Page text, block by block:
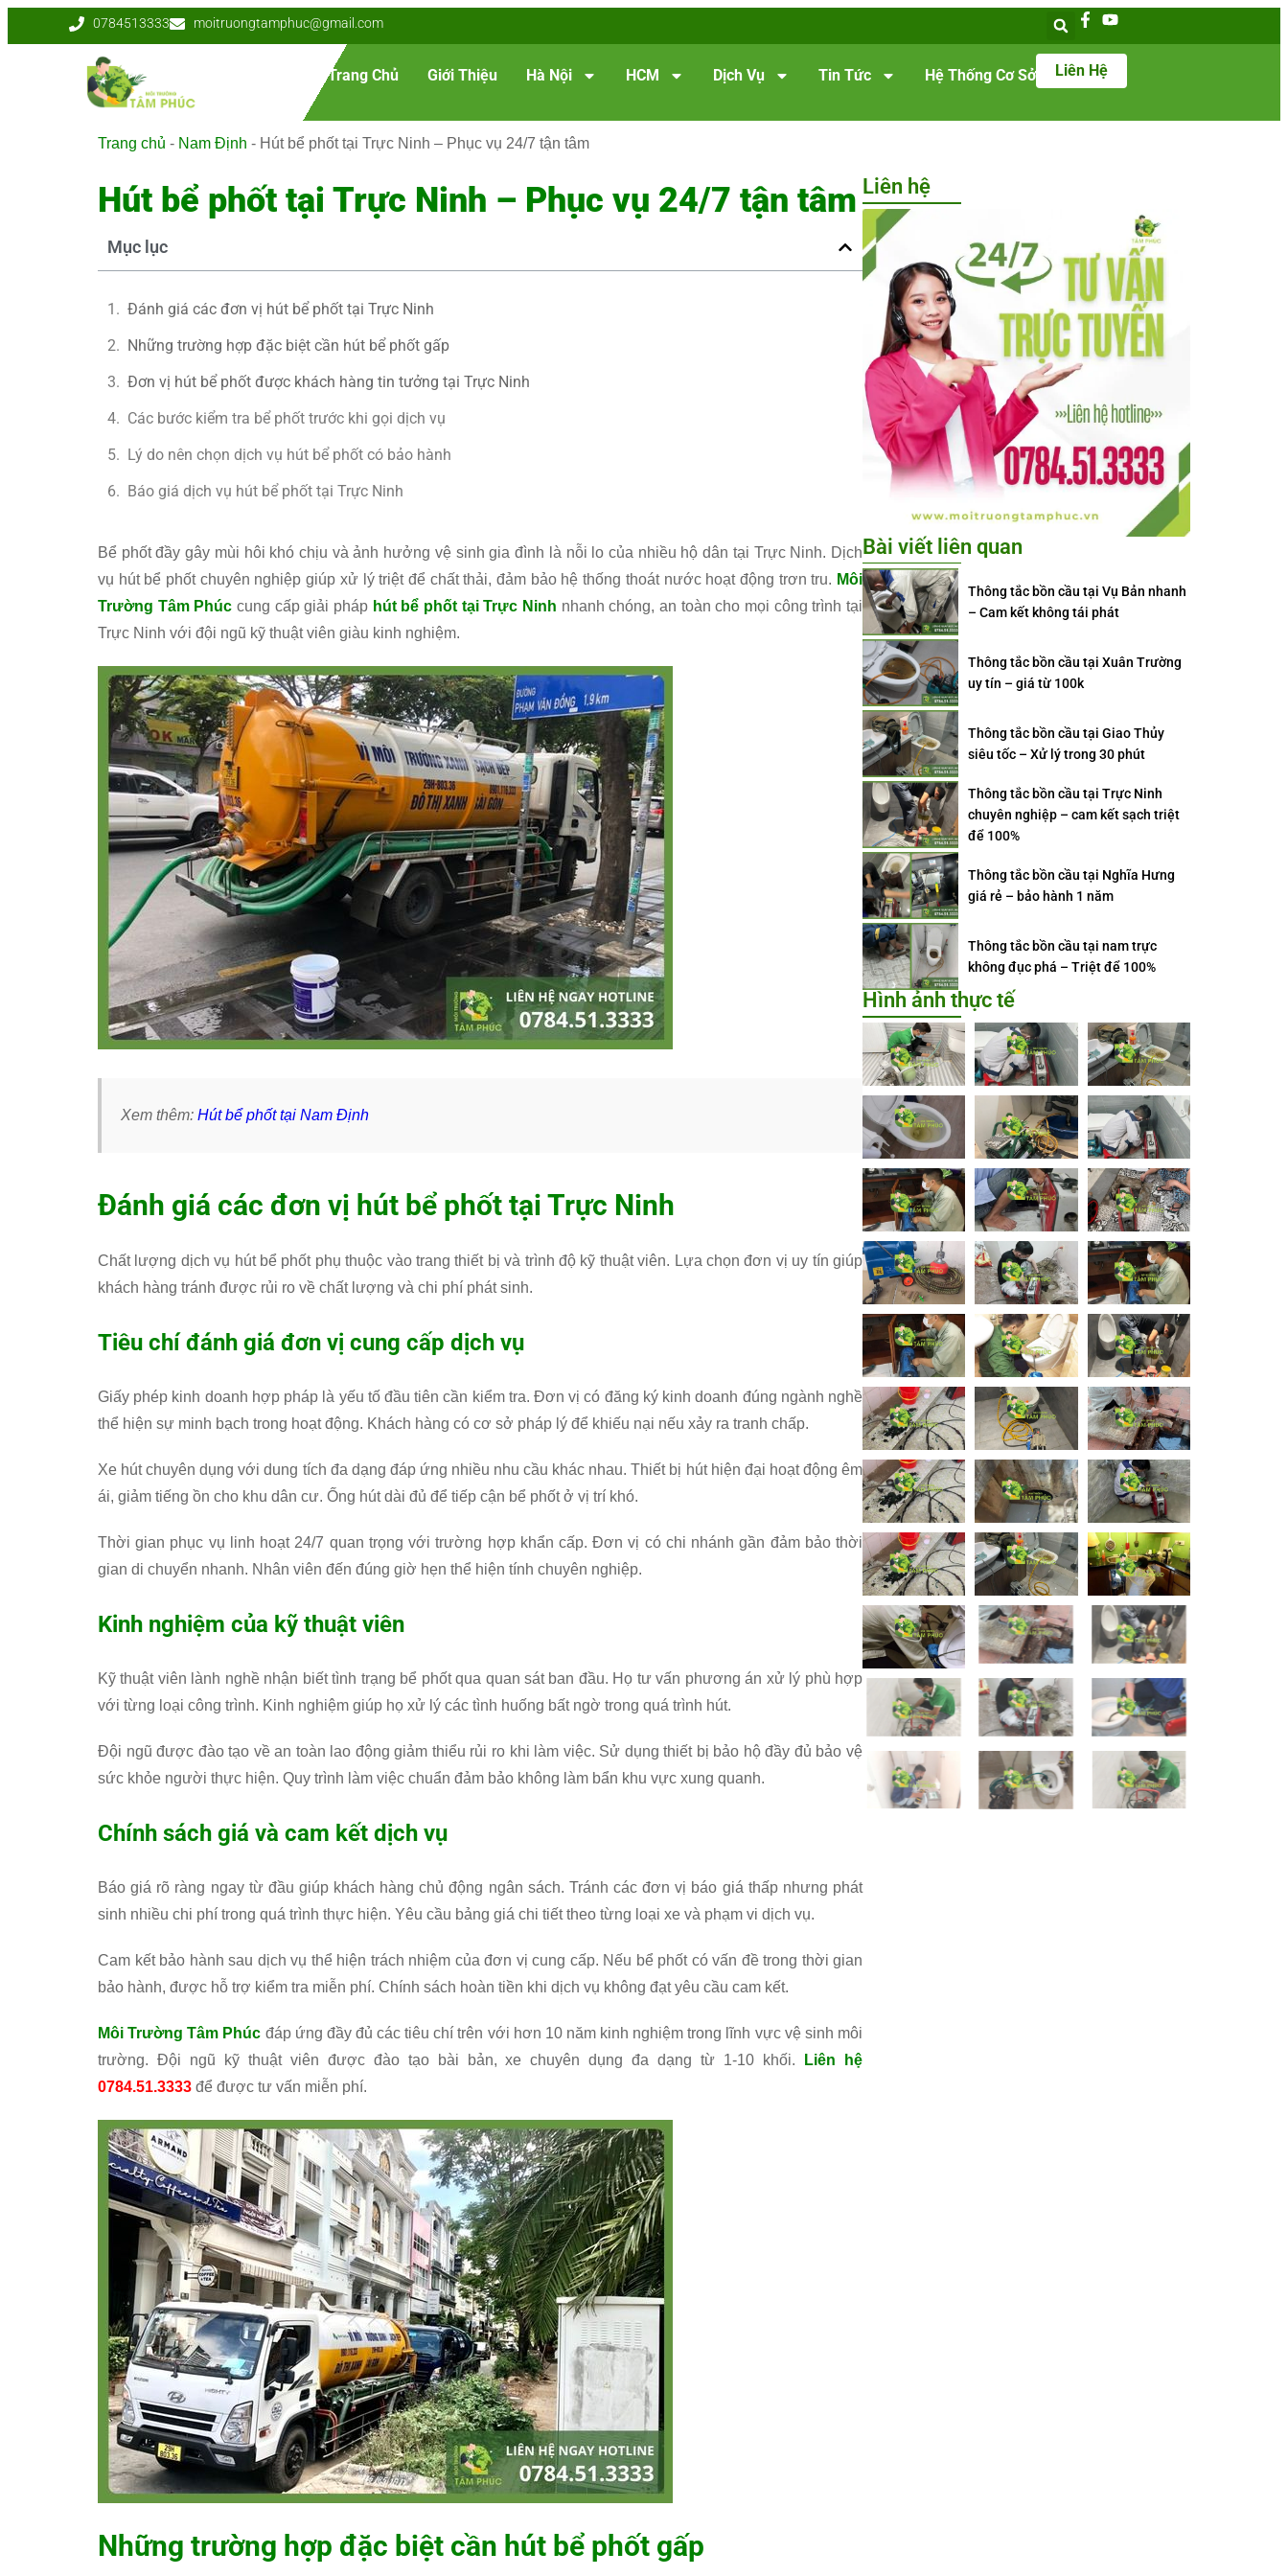
0784513333 moitruongtamphuc@gmail.com
Trang Chủ Giới Thiệu Hà Nội HCM Dịch Vụ Tin Tức Hệ Thống Cơ Sở Liên Hệ
Trang chủ - Nam Định - Hút bể phốt tại Trực Ninh – Phục vụ 24/7 tận tâm
Hút bể phốt tại Trực Ninh – Phục vụ 24/7 tận tâm
Mục lục
Đánh giá các đơn vị hút bể phốt tại Trực Ninh
Những trường hợp đặc biệt cần hút bể phốt gấp
Đơn vị hút bể phốt được khách hàng tin tưởng tại Trực Ninh
Các bước kiểm tra bể phốt trước khi gọi dịch vụ
Lý do nên chọn dịch vụ hút bể phốt có bảo hành
Báo giá dịch vụ hút bể phốt tại Trực Ninh
Bể phốt đầy gây mùi hôi khó chịu và ảnh hưởng vệ sinh gia đình là nỗi lo của nhiều hộ dân tại Trực Ninh. Dịch
vụ hút bể phốt chuyên nghiệp giúp xử lý triệt để chất thải, đảm bảo hệ thống thoát nước hoạt động trơn tru. Môi
Trường Tâm Phúc cung cấp giải pháp hút bể phốt tại Trực Ninh nhanh chóng, an toàn cho mọi công trình tại
Trực Ninh với đội ngũ kỹ thuật viên giàu kinh nghiệm.
Xem thêm: Hút bể phốt tại Nam Định
Đánh giá các đơn vị hút bể phốt tại Trực Ninh
Chất lượng dịch vụ hút bể phốt phụ thuộc vào trang thiết bị và trình độ kỹ thuật viên. Lựa chọn đơn vị uy tín giúp
khách hàng tránh được rủi ro về chất lượng và chi phí phát sinh.
Tiêu chí đánh giá đơn vị cung cấp dịch vụ
Giấy phép kinh doanh hợp pháp là yếu tố đầu tiên cần kiểm tra. Đơn vị có đăng ký kinh doanh đúng ngành nghề
thể hiện sự minh bạch trong hoạt động. Khách hàng có cơ sở pháp lý để khiếu nại nếu xảy ra tranh chấp.
Xe hút chuyên dụng với dung tích đa dạng đáp ứng nhiều nhu cầu khác nhau. Thiết bị hút hiện đại hoạt động êm
ái, giảm tiếng ồn cho khu dân cư. Ống hút dài đủ để tiếp cận bể phốt ở vị trí khó.
Thời gian phục vụ linh hoạt 24/7 quan trọng với trường hợp khẩn cấp. Đơn vị có chi nhánh gần đảm bảo thời
gian di chuyển nhanh. Nhân viên đến đúng giờ hẹn thể hiện tính chuyên nghiệp.
Kinh nghiệm của kỹ thuật viên
Kỹ thuật viên lành nghề nhận biết tình trạng bể phốt qua quan sát ban đầu. Họ tư vấn phương án xử lý phù hợp
với từng loại công trình. Kinh nghiệm giúp họ xử lý các tình huống bất ngờ trong quá trình hút.
Đội ngũ được đào tạo về an toàn lao động giảm thiểu rủi ro khi làm việc. Sử dụng thiết bị bảo hộ đầy đủ bảo vệ
sức khỏe người thực hiện. Quy trình làm việc chuẩn đảm bảo không làm bẩn khu vực xung quanh.
Chính sách giá và cam kết dịch vụ
Báo giá rõ ràng ngay từ đầu giúp khách hàng chủ động ngân sách. Tránh các đơn vị báo giá thấp nhưng phát
sinh nhiều chi phí trong quá trình thực hiện. Yêu cầu bảng giá chi tiết theo từng loại xe và phạm vi dịch vụ.
Cam kết bảo hành sau dịch vụ thể hiện trách nhiệm của đơn vị cung cấp. Nếu bể phốt có vấn đề trong thời gian
bảo hành, được hỗ trợ kiểm tra miễn phí. Chính sách hoàn tiền khi dịch vụ không đạt yêu cầu cam kết.
Môi Trường Tâm Phúc đáp ứng đầy đủ các tiêu chí trên với hơn 10 năm kinh nghiệm trong lĩnh vực vệ sinh môi
trường. Đội ngũ kỹ thuật viên được đào tạo bài bản, xe chuyên dụng đa dạng từ 1-10 khối.
Liên hệ
0784.51.3333 để được tư vấn miễn phí.
Những trường hợp đặc biệt cần hút bể phốt gấp
Liên hệ
Bài viết liên quan
Thông tắc bồn cầu tại Vụ Bản nhanh
– Cam kết không tái phát
Thông tắc bồn cầu tại Xuân Trường
uy tín – giá từ 100k
Thông tắc bồn cầu tại Giao Thủy
siêu tốc – Xử lý trong 30 phút
Thông tắc bồn cầu tại Trực Ninh
chuyên nghiệp – cam kết sạch triệt
để 100%
Thông tắc bồn cầu tại Nghĩa Hưng
giá rẻ – bảo hành 1 năm
Thông tắc bồn cầu tại nam trực
không đục phá – Triệt để 100%
Hình ảnh thực tế